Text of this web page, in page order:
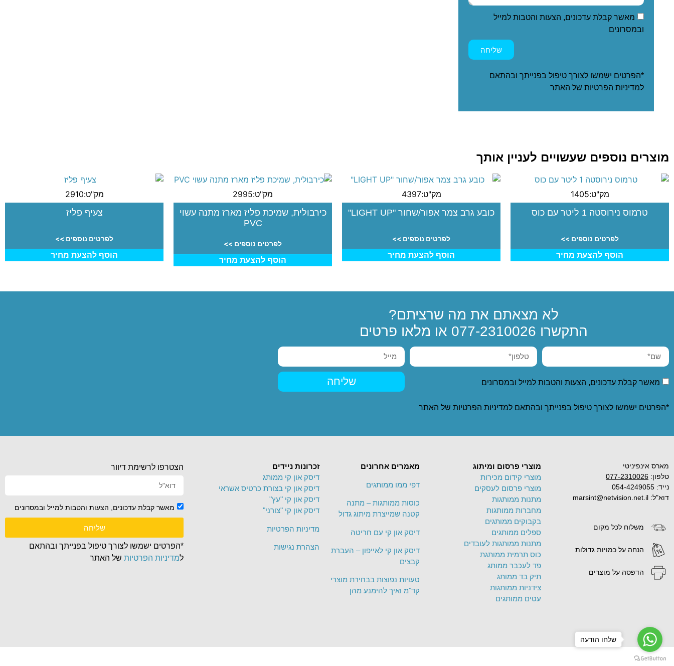
מאשר קבלת עדכונים, הצעות והטבות למייל
ובמסרונים
שליחה
*הפרטים ישמשו לצורך טיפול בפנייתך ובהתאם
למדיניות הפרטיות של האתר
מוצרים נוספים שעשויים לעניין אותך
מק"ט:1405
טרמוס נירוסטה 1 ליטר עם כוס
לפרטים נוספים >>
הוסף להצעת מחיר
מק"ט:4397
כובע גרב צמר אפור/שחור "LIGHT UP"
לפרטים נוספים >>
הוסף להצעת מחיר
מק"ט:2995
כירבולית, שמיכת פליז מארז מתנה עשוי
PVC
לפרטים נוספים >>
הוסף להצעת מחיר
מק"ט:2910
צעיף פליז
לפרטים נוספים >>
הוסף להצעת מחיר
לא מצאתם את מה שרציתם?
התקשרו 077-2310026 או מלאו פרטים
מאשר קבלת עדכונים, הצעות והטבות למייל ובמסרונים שליחה
*הפרטים ישמשו לצורך טיפול בפנייתך ובהתאם למדיניות הפרטיות של האתר
מארס אינפיניטי
טלפון: 077-2310026
נייד: 054-4249055
דוא"ל: marsint@netvision.net.il
משלוח לכל מקום
הנחה על כמויות גדולות
הדפסה על מוצרים
מוצרי פרסום ומיתוג
מוצרי קידום מכירות
מוצרי פרסום לעסקים
מתנות ממותגות
מחברות ממותגות
בקבוקים ממותגים
ספלים ממותגים
מתנות ממותגות לעובדים
כוס תרמית ממותגת
פד לעכבר ממותג
תיק בד ממותג
צידניות ממותגות
עטים ממותגים
מאמרים אחרונים
דפי ממו ממותגים
כוסות ממותגות – מתנה
קטנה שמייצרת מיתוג גדול
דיסק און קי עם חריטה
דיסק און קי לאייפון – העברת
קבצים
טעויות נפוצות בבחירת מוצרי
קד"מ ואיך להימנע מהן
זכרונות ניידים
דיסק און קי ממותג
דיסק און קי בצורת כרטיס אשראי
דיסק און קי "עץ"
דיסק און קי "צורני"
מדיניות הפרטיות
הצהרת נגישות
הצטרפו לרשימת דיוור
מאשר קבלת עדכונים, הצעות והטבות למייל ובמסרונים
שליחה
*הפרטים ישמשו לצורך טיפול בפנייתך ובהתאם
למדיניות הפרטיותשל האתר
שלחו הודעה